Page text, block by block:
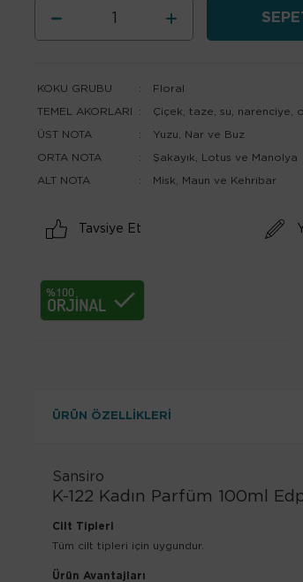
KOKU GRUBU : Floral
TEMEL AKORLARI : Çiçek, taze, su, narenciye,
ÜST NOTA : Yuzu, Nar ve Buz
ORTA NOTA : Şakayık, Lotus ve Manolya
ALT NOTA : Misk, Maun ve Kehribar
Tavsiye Et
ÜRÜN ÖZELLIKLERI
Sansiro
K-122 Kadın Parfüm 100ml
Cilt Tipleri
Tüm cilt tipleri için uygundur.
Ürün Avantajları